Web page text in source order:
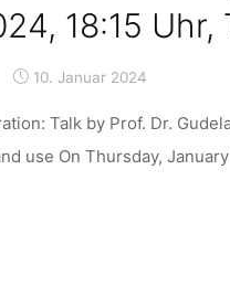
18:15
10. Januar 2024
Talk by Prof. Dr.
use On Thursday,